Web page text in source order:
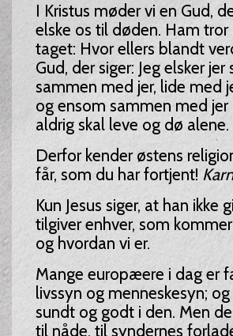
I Kristus møder vi en Gud,
elske os til døden. Ham
taget: Hvor ellers blandt
Gud, der siger: Jeg elsker
sammen med jer, lide med
og ensom sammen med
aldrig skal leve og dø alene.
Derfor kender østens
får, som du har fortjent!
Kun Jesus siger, at han
tilgiver enhver, som
og hvordan vi er.
Mange europæere i dag er
livssyn og menneskesyn;
sundt og godt i den. Men
til nåde, til syndernes